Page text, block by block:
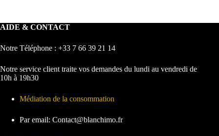
AIDE & CONTACT
Notre Téléphone : +33 7 66 39 21 14
Notre service client traite vos demandes du lundi au vendredi de
10h à 19h30
Médiation de la consommation
Par email: Contact@blanchimo.fr